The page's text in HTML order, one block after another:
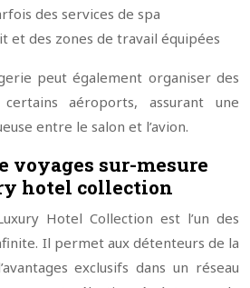
des services de spa
et des zones de travail équipées
peut également organiser des
aéroports, assurant une
entre le salon et l’avion.
voyages sur-mesure
hotel collection
Hotel Collection est l’un des
Il permet aux détenteurs de la
exclusifs dans un réseau